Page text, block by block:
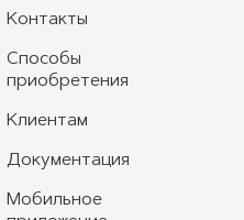
Контакты
Способы
приобретения
Клиентам
Документация
Мобильное